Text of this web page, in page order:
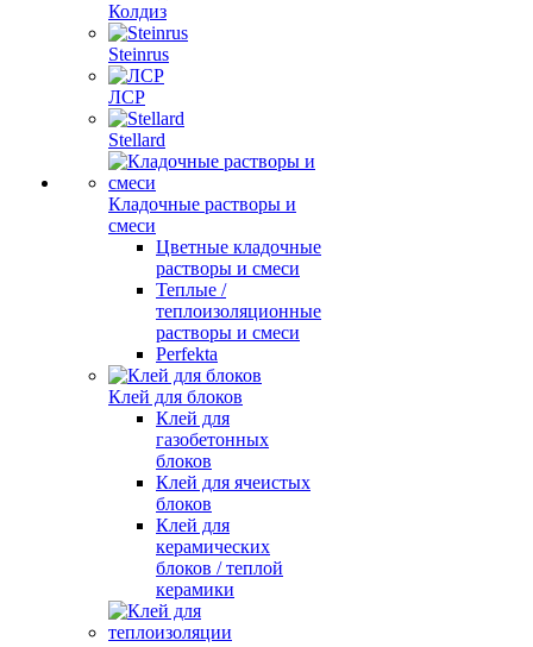
Колдиз
Steinrus
ЛСР
Stellard
Кладочные растворы и
смеси
Цветные кладочные
растворы и смеси
Теплые /
теплоизоляционные
растворы и смеси
Perfekta
Клей для блоков
Клей для
газобетонных
блоков
Клей для ячеистых
блоков
Клей для
керамических
блоков / теплой
керамики